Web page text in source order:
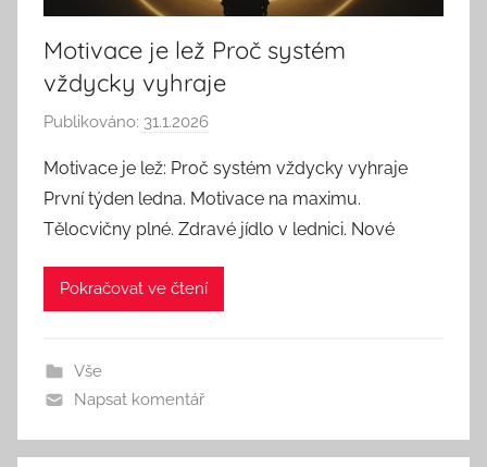
Motivace je lež Proč systém
vždycky vyhraje
Publikováno: 31.1.2026
t
o
r
:
d
Motivace je lež: Proč systém vždycky vyhraje
První týden ledna. Motivace na maximu.
Tělocvičny plné. Zdravé jídlo v lednici. Nové
Pokračovat ve čtení
Vše
Napsat komentář